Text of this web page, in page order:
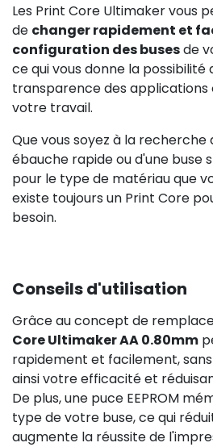
Les Print Core Ultimaker vous
de changer rapidement et
configuration des busesde
ce qui vous donne la
transparence des applications
votre travail.
Que vous soyez à la recherche
ébauche rapide ou d'une buse
pour le type de matériau que
existe toujours un Print Core
besoin.
Conseils d'utilisation
Grâce au concept de
Core Ultimaker AA 0.80mm
rapidement et facilement,
ainsi votre efficacité et
De plus, une puce EEPROM
type de votre buse, ce qui
augmente la réussite de